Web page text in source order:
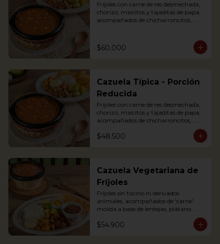
Fríjoles con carne de res desmechada,
chorizo, maicitos y tajaditas de papa,
acompañados de chicharroncitos,
Bean soup with shredded meat,
$60.000
Cazuela Típica - Porción
Reducida
Fríjoles con carne de res desmechada,
chorizo, maicitos y tajaditas de papa,
acompañados de chicharroncitos,
trocitos de plátano maduro, arepita,
arroz y aguacate. (Foto de porción
sausage, corn and potato chips, served
with pork cracklings, sweet plantains,
rice, arepa and avocado.
$48.500
Cazuela Vegetariana de
Fríjoles
Fríjoles sin tocino ni derivados
animales, acompañados de 'carne'
molida a base de lentejas, plátano
maduro, 'chorizo' campesino a base
de soya, arroz, tajaditas de papa,
arepita, maíz y aguacate. Apta para
$54.900